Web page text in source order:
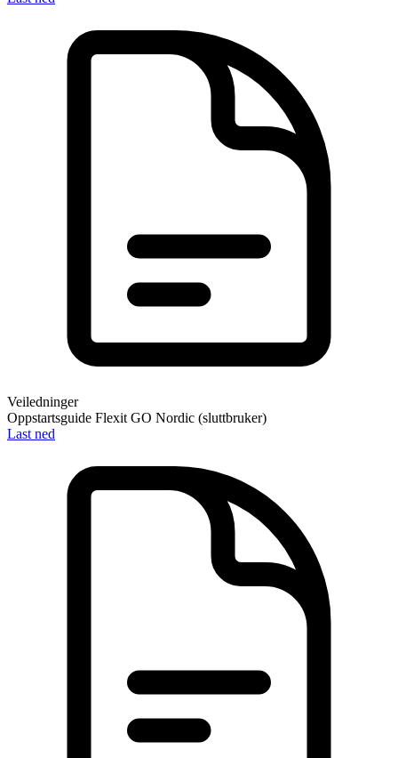
Veiledninger
Oppstartsguide Flexit GO Nordic (sluttbruker)
Last ned